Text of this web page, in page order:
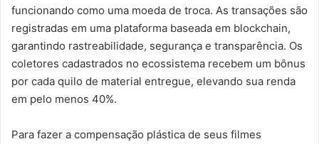
funcionando como uma moeda de troca. As transações são
registradas em uma plataforma baseada em blockchain,
garantindo rastreabilidade, segurança e transparência. Os
coletores cadastrados no ecossistema recebem um bônus
por cada quilo de material entregue, elevando sua renda
em pelo menos 40%.
Para fazer a compensação plástica de seus filmes